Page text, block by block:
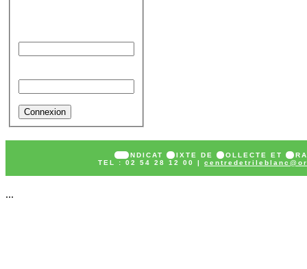
SY NDICAT MIXTE DE COLLECTE ET T
TEL : 02 54 28 12 00 |
...